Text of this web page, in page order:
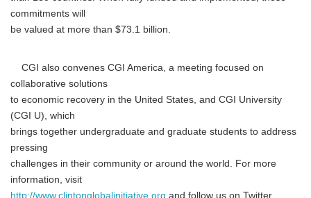
commitments will
be valued at more than $73.1 billion.
CGI also convenes CGI America, a meeting focused on
collaborative solutions
to economic recovery in the United States, and CGI University
(CGI U), which
brings together undergraduate and graduate students to address
pressing
challenges in their community or around the world. For more
information, visit
http://www.clintonglobalinitiative.org and follow us on Twitter